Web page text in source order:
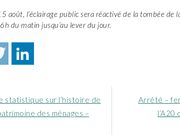
août, l’éclairage public sera réactivé de la tombée de
du matin jusqu’au lever du jour.
statistique sur l’histoire de
des ménages –
Article
suivant
Arrêté –
l’A20